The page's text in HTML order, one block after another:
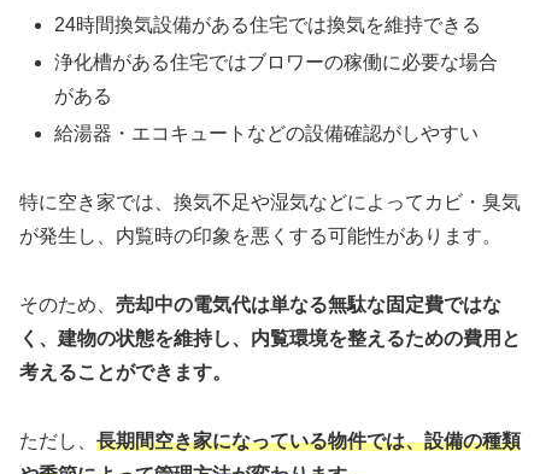
24時間換気設備がある住宅では換気を維持できる
浄化槽がある住宅ではブロワーの稼働に必要な場合
がある
給湯器・エコキュートなどの設備確認がしやすい
特に空き家では、換気不足や湿気などによってカビ・臭気
が発生し、内覧時の印象を悪くする可能性があります。
そのため、 売却中の電気代は単なる無駄な固定費ではな
く、建物の状態を維持し、内覧環境を整えるための費用と
考えることができます。
ただし、 長期間空き家になっている物件では、設備の種類